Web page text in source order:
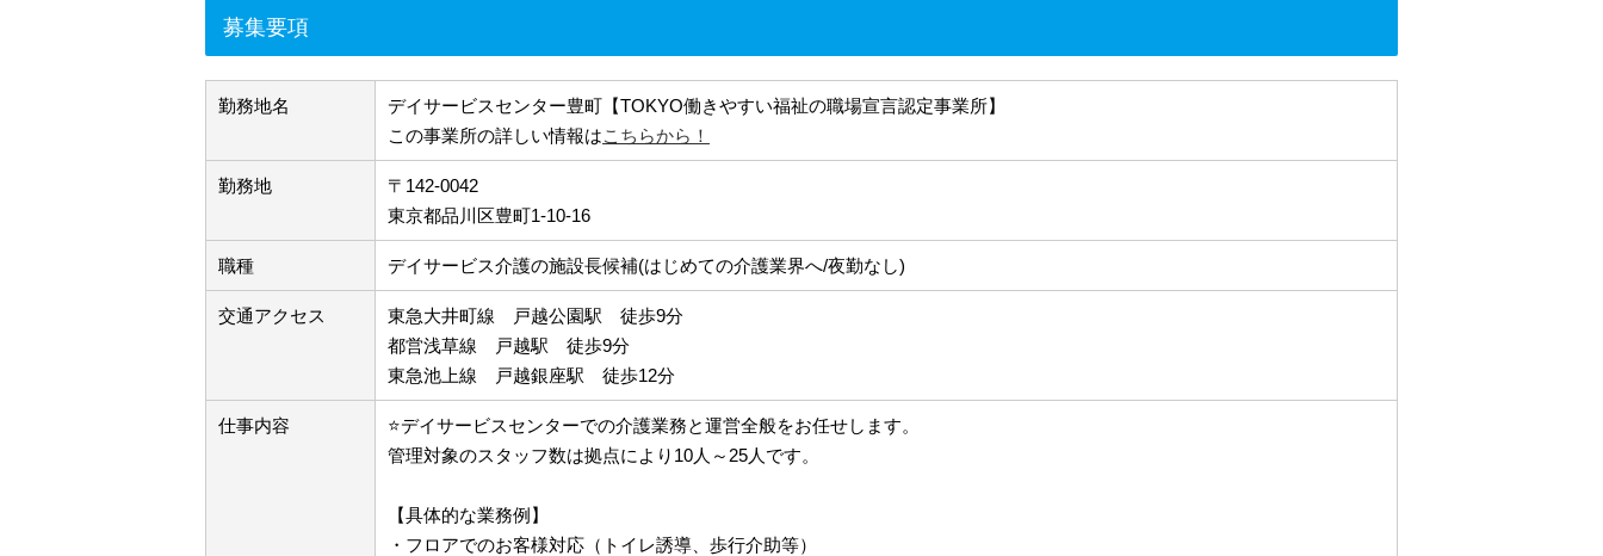
募集要項
勤務地名
デイサービスセンター豊町【TOKYO働きやすい福祉の職場宣言認定事業所】
この事業所の詳しい情報はこちらから！
勤務地
〒142-0042
東京都品川区豊町1-10-16
職種 デイサービス介護の施設長候補(はじめての介護業界へ/夜勤なし)
交通アクセス
東急大井町線 戸越公園駅 徒歩9分
都営浅草線 戸越駅 徒歩9分
東急池上線 戸越銀座駅 徒歩12分
仕事内容
⭐デイサービスセンターでの介護業務と運営全般をお任せします。
管理対象のスタッフ数は拠点により10人～25人です。
【具体的な業務例】
・フロアでのお客様対応（トイレ誘導、歩行介助等）